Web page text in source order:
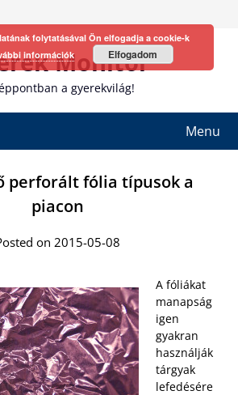
Monitor
a gyerekvilág!
Menu
perforált fólia típusok a
piacon
on 2015-05-08
A fóliákat
manapság
igen
gyakran
használják
tárgyak
lefedésére
folytatásával Ön elfogadja a cookie-k
információk Elfogadom